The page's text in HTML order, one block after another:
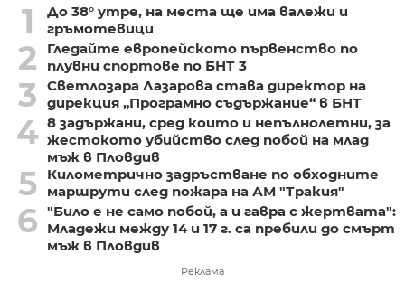
1
До 38° утре, на места ще има валежи и
гръмотевици
2
Гледайте европейското първенство по
плувни спортове по БНТ 3
3
Светлозара Лазарова става директор на
дирекция „Програмно съдържание“ в БНТ
4 8 задържани, сред които и непълнолетни, за
жестокото убийство след побой на млад
мъж в Пловдив
5
Километрично задръстване по обходните
маршрути след пожара на АМ "Тракия"
6 "Било е не само побой, а и гавра с жертвата":
Младежи между 14 и 17 г. са пребили до смърт
мъж в Пловдив
Реклама